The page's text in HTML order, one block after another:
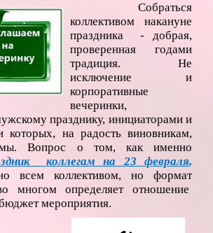
Собраться
коллективом накануне
праздника - добрая,
проверенная годами
традиция. Не
исключение и
корпоративные
вечеринки,
празднику, инициаторами и
которых, на радость виновникам,
Вопрос о том, как именно
коллегам на 23 февраля,
всем коллективом, но формат
многом определяет отношение
мероприятия.